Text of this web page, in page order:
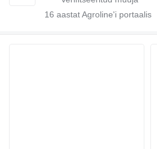
16 aastat Agroline'i portaalis